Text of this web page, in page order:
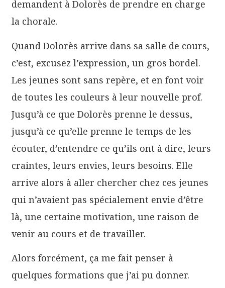
demandent à Dolorès de prendre en charge
la chorale.
Quand Dolorès arrive dans sa salle de cours,
c’est, excusez l’expression, un gros bordel.
Les jeunes sont sans repère, et en font voir
de toutes les couleurs à leur nouvelle prof.
Jusqu’à ce que Dolorès prenne le dessus,
jusqu’à ce qu’elle prenne le temps de les
écouter, d’entendre ce qu’ils ont à dire, leurs
craintes, leurs envies, leurs besoins. Elle
arrive alors à aller chercher chez ces jeunes
qui n’avaient pas spécialement envie d’être
là, une certaine motivation, une raison de
venir au cours et de travailler.
Alors forcément, ça me fait penser à
quelques formations que j’ai pu donner.